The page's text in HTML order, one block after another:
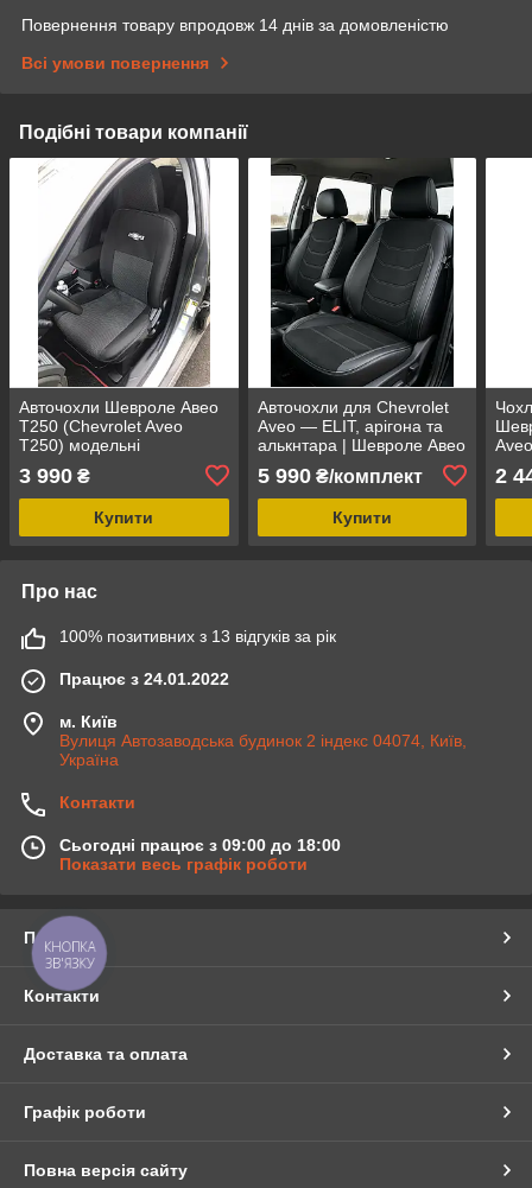
Повернення товару впродовж 14 днів за домовленістю
Всі умови повернення
Подібні товари компанії
Авточохли Шевроле Авео
Т250 (Chevrolet Aveo
T250) модельні
3 990 ₴
Купити
Авточохли для Chevrolet
Aveo — ELIT, арігона та
алькнтара | Шевроле Авео
5 990₴/комплект
Купити
2
Про нас
100% позитивних з 13 відгуків за рік
Працює з 24.01.2022
м. Київ
Вулиця Автозаводська будинок 2 індекс 04074, Київ,
Україна
Контакти
Сьогодні працює з 09:00 до 18:00
Показати весь графік роботи
Про нас
Контакти
Доставка та оплата
Графік роботи
Повна версія сайту
КНОПКА
ЗВ'ЯЗКУ